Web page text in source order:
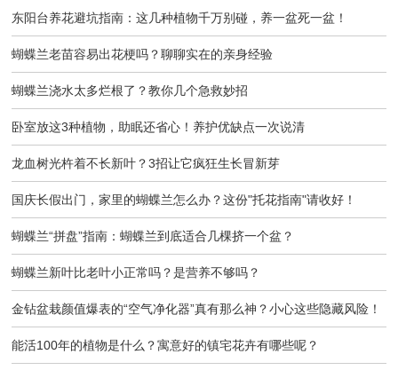
东阳台养花避坑指南：这几种植物千万别碰，养一盆死一盆！
蝴蝶兰老苗容易出花梗吗？聊聊实在的亲身经验
蝴蝶兰浇水太多烂根了？教你几个急救妙招
卧室放这3种植物，助眠还省心！养护优缺点一次说清
龙血树光杵着不长新叶？3招让它疯狂生长冒新芽
国庆长假出门，家里的蝴蝶兰怎么办？这份"托花指南"请收好！
蝴蝶兰“拼盘”指南：蝴蝶兰到底适合几棵挤一个盆？
蝴蝶兰新叶比老叶小正常吗？是营养不够吗？
金钻盆栽颜值爆表的“空气净化器”真有那么神？小心这些隐藏风险！
能活100年的植物是什么？寓意好的镇宅花卉有哪些呢？